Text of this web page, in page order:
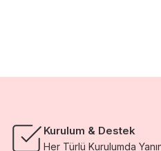
Kurulum & Destek
Her Türlü Kurulumda